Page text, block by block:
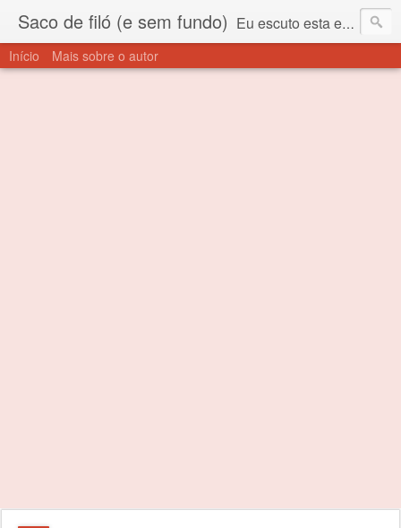
Saco de filó (e sem fundo) Eu escuto esta expressão "saco de filó" desde criança. Para quem não sabe, filó é um tecido todo furadinho e permite que um saco feito com ele, mesmo que muito exposto ao ar soprado para dentro, nunca vai se encher. Aí está o propósito deste nome... Para viver em sociedade tem que ter saco de filó.
Início Mais sobre o autor